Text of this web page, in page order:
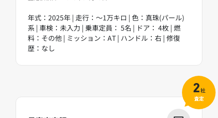
年式：2025年 | 走行：～1万キロ | 色：真珠(パール)
系 | 車検：未入力 | 乗車定員： 5名 | ドア： 4枚 | 燃
料：その他 | ミッション：AT | ハンドル：右 | 修復
歴：なし
2社
査定